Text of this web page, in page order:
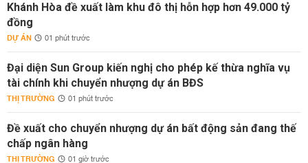
Khánh Hòa đề xuất làm khu đô thị hỗn hợp hơn 49.000 tỷ
đồng
DỰ ÁN 01 phút trước
Đại diện Sun Group kiến nghị cho phép kế thừa nghĩa vụ
tài chính khi chuyển nhượng dự án BĐS
THỊ TRƯỜNG 01 phút trước
Đề xuất cho chuyển nhượng dự án bất động sản đang thế
chấp ngân hàng
THỊ TRƯỜNG 01 giờ trước